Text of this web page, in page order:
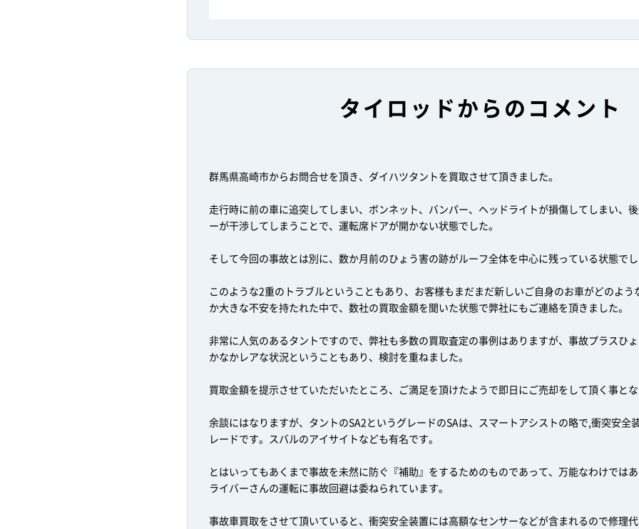
タイロッドからのコメント
群馬県高崎市からお問合せを頂き、ダイハツタントを買取させて頂きました。
走行時に前の車に追突してしまい、ボンネット、バンパー、ヘッドライトが損傷してしまい、
ーが干渉してしまうことで、運転席ドアが開かない状態でした。
そして今回の事故とは別に、数か月前のひょう害の跡がルーフ全体を中心に残っている状態で
このような2重のトラブルということもあり、お客様もまだまだ新しいご自身のお車がどのよ
か大きな不安を持たれた中で、数社の買取金額を聞いた状態で弊社にもご連絡を頂きました。
非常に人気のあるタントですので、弊社も多数の買取査定の事例はありますが、事故プラスひ
かなかレアな状況ということもあり、検討を重ねました。
買取金額を提示させていただいたところ、ご満足を頂けたようで即日にご売却をして頂く事と
余談にはなりますが、タントのSA2というグレードのSAは、スマートアシストの略で,衝突安全
レードです。スバルのアイサイトなども有名です。
とはいってもあくまで事故を未然に防ぐ『補助』をするためのものであって、万能なわけでは
ライバーさんの運転に事故回避は委ねられています。
事故車買取をさせて頂いていると、衝突安全装置には高額なセンサーなどが含まれるので修理